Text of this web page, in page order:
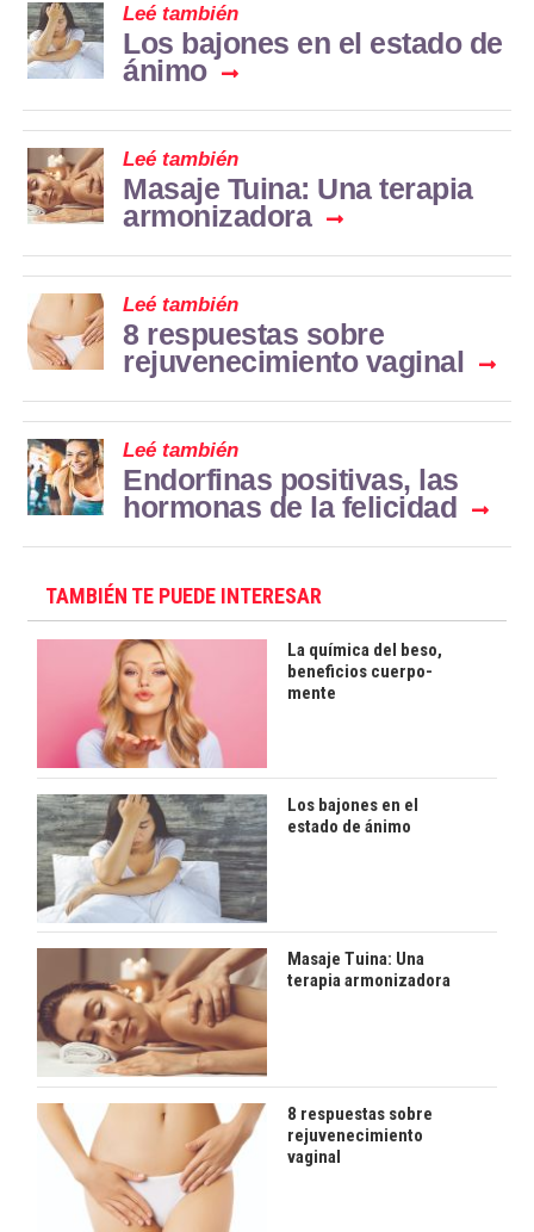
Leé también
Los bajones en el estado de
ánimo
Leé también
Masaje Tuina: Una terapia
armonizadora
Leé también
8 respuestas sobre
rejuvenecimiento vaginal
Leé también
Endorfinas positivas, las
hormonas de la felicidad
TAMBIÉN TE PUEDE INTERESAR
La química del beso,
beneficios cuerpo-
mente
Los bajones en el
estado de ánimo
Masaje Tuina: Una
terapia armonizadora
8 respuestas sobre
rejuvenecimiento
vaginal